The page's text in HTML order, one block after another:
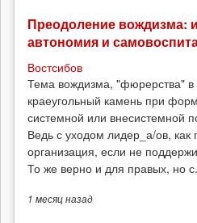
Преодоление вождизма:
автономия и
Востсибов
Тема вождизма, "фюрерства"
краеугольный камень при
системной или внесистемной
Ведь с уходом лидер_а/ов, как
организация, если не
То же верно и для правых, но
1 месяцназад